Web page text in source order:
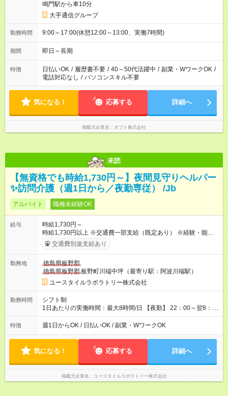
鳴門駅から車10分
大手通信グループ
勤務時間 9:00～17:00(休憩12:00～13:00、実働7時間)
期間 即日～長期
特徴 日払いOK / 履歴書不要 / 40～50代活躍中 / 副業・WワークOK /
電話対応なし / パソコンスキル不要
気になる！ 応募する 詳細へ
掲載元企業名 オプト株式会社
未読
【無資格でも時給1,730円～】夜間見守りヘルパー
✨訪問介護（週1日から／夜勤専従） /Jb
アルバイト 職種未経験OK
給与
時給1,730円～
時給1,730円以上 ※交通費一部支給（既定あり） ※経験・能力を
考慮して決定します 【収入例】 週1回勤務の場合：1,730円×8時
間×4回=5万5,360円 週3回勤務の場合：1,730円×8時間×12回
月 ※ 雇用形態と給与に、本採用時と異なる部分があります。 雇
用形態：本採用時と同じです。 給与：時給 1,480円以上
交通費別途支給あり
勤務地
徳島県板野郡
徳島県板野郡板野町川端中坪（最寄り駅：阿波川端駅）
ユースタイルラボラトリー株式会社
勤務時間
シフト制
1日あたりの実働時間：最大8時間/日 【夜勤】 22：00～翌8：
00 ※週1日～OK ／ 夜勤専従 ※上記の時間内で8時間勤務（休憩
1時間）ご利用者様により、時間は異なります。 ※曜日固定（毎
特徴 週1日からOK / 日払いOK / 副業・WワークOK
気になる！ 応募する 詳細へ
掲載元企業名 ユースタイルラボラトリー株式会社